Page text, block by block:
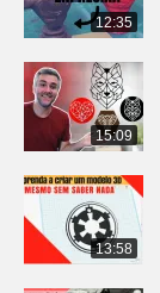
12:35
15:09
13:58